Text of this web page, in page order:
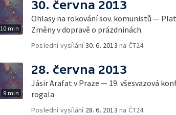
10 min
30. června 2013
Ohlasy na rokování sov. komunistů —
Změny v dopravě o prázdninách
Poslední vysílání30. 6. 2013 na ČT24
9 min
28. června 2013
Jásir Arafat v Praze — 19. všesvazová
rogala
Poslední vysílání 28. 6. 2013 na ČT24